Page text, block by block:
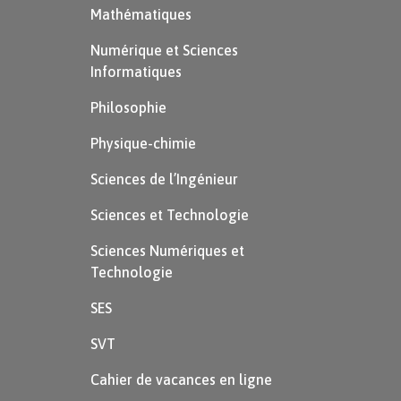
de la respiration cellulaire. En effet, il y
et consommation de dioxygène. La
du glucose mais de l’acide pyruvique.
Définition
Glycolyse :
Réaction qui se déroule dans le
cytoplasme de la cellule qui permet
Cette oxydation est couplée à la
Mathématiques
Numérique et Sciences
Informatiques
Philosophie
Physique-chimie
Sciences de l’Ingénieur
Sciences et Technologie
Sciences Numériques et
Technologie
SES
SVT
Cahier de vacances en ligne